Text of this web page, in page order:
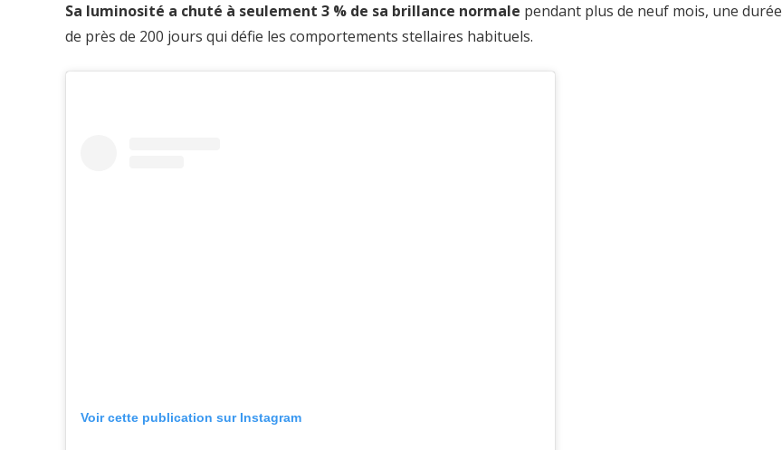
Sa luminosité a chuté à seulement 3 % de sa brillance normale pendant plus de neuf mois, une durée
de près de 200 jours qui défie les comportements stellaires habituels.
Voir cette publication sur Instagram